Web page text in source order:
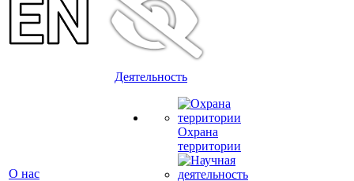
О нас
Деятельность
Охрана
территории